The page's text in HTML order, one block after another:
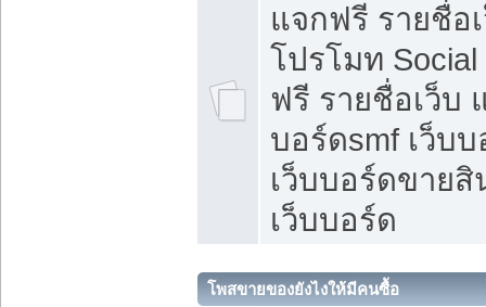
แจกฟรี รายชื่อ
โปรโมท
ฟรี รายชื่อเว็บ
บอร์ดsmf เว็บ
เว็บบอร์ดขาย
เว็บบอร์ด
โพสขายของยังไงให้มีคนซื้อ